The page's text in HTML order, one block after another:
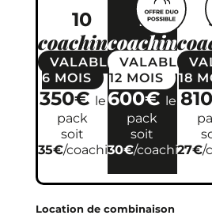
10
coachings
VALABLE
6 MOIS
350€ le
pack
soit
35€/coaching*
20
coachings
VALABLE
12 MOIS
600€ le
pack
soit
30€/coaching*
18
27€/
Location de combinaison